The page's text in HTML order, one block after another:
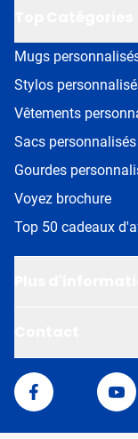
Mugs
Stylos
Vêtements
Sacs personnalisés
Gourdes
Voyez brochure
Top 50 cadeaux
Van Helden
Facebook